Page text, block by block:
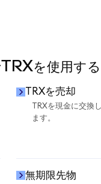
を使用す
TRXを売却
TRXを現金に交換し
ます。
無期限先物